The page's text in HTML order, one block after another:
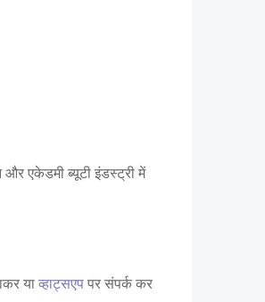
एकेडमी ब्यूटी इंडस्ट्री में
या व्हाट्सएप पर संपर्क कर